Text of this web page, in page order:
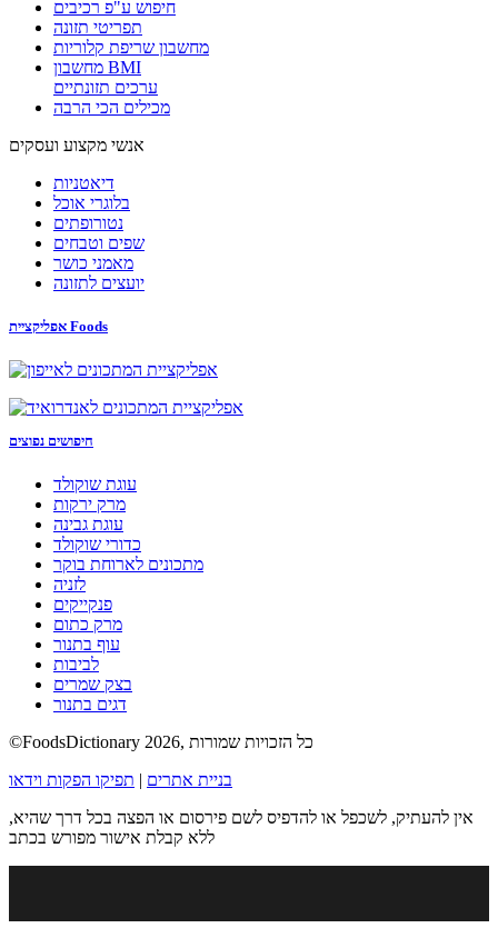
חיפוש ע"פ רכיבים
תפריטי תזונה
מחשבון שריפת קלוריות
מחשבון BMI
ערכים תזונתיים
מכילים הכי הרבה
אנשי מקצוע ועסקים
דיאטניות
בלוגרי אוכל
נטורופתים
שפים וטבחים
מאמני כושר
יועצים לתזונה
אפליקציית Foods
חיפושים נפוצים
עוגת שוקולד
מרק ירקות
עוגת גבינה
כדורי שוקולד
מתכונים לארוחת בוקר
לזניה
פנקייקים
מרק כתום
עוף בתנור
לביבות
בצק שמרים
דגים בתנור
©FoodsDictionary 2026, כל הזכויות שמורות
בניית אתרים
תפיקו הפקות וידאו
אין להעתיק, לשכפל או להדפיס לשם פירסום או הפצה בכל דרך שהיא,
ללא קבלת אישור מפורש בכתב